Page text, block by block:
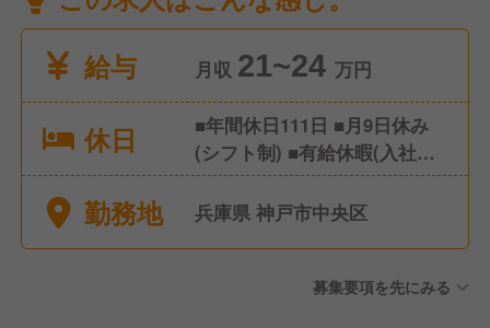
給与
月収 21~24 万円
休日
■年間休日111日 ■月9日休み
(シフト制) ■有給休暇(入社半
年経過後に付与) ■慶弔休暇 ■
産前産後休暇※実績あり ■育児
勤務地 兵庫県 神戸市中央区
募集要項を先にみる